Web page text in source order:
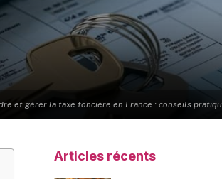
et gérer la taxe foncière en France : conseils
Articles récents